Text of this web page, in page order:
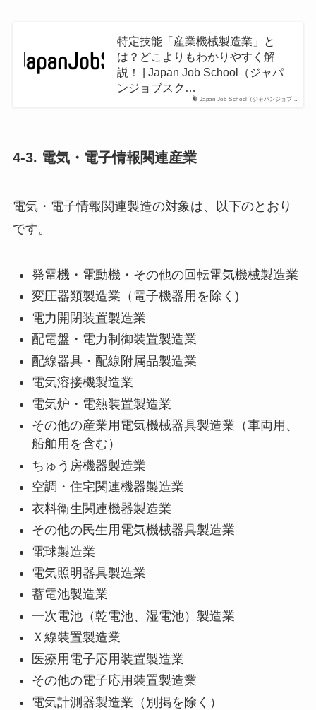
Japan Job School（ジャパンジョブ…
特定技能「産業機械製造業」と
は？どこよりもわかりやすく解
説！ | Japan Job School（ジャパ
ンジョブスク…
4-3. 電気・電子情報関連産業
電気・電子情報関連製造の対象は、以下のとおり
です。
発電機・電動機・その他の回転電気機械製造業
変圧器類製造業（電子機器用を除く)
電力開閉装置製造業
配電盤・電力制御装置製造業
配線器具・配線附属品製造業
電気溶接機製造業
電気炉・電熱装置製造業
その他の産業用電気機械器具製造業（車両用、
船舶用を含む）
ちゅう房機器製造業
空調・住宅関連機器製造業
衣料衛生関連機器製造業
その他の民生用電気機械器具製造業
電球製造業
電気照明器具製造業
蓄電池製造業
一次電池（乾電池、湿電池）製造業
Ｘ線装置製造業
医療用電子応用装置製造業
その他の電子応用装置製造業
電気計測器製造業（別掲を除く）